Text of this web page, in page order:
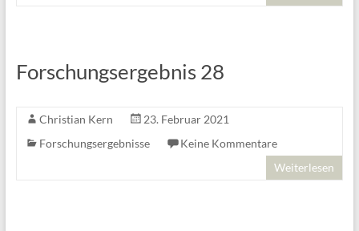
Forschungsergebnis 28
Christian Kern
23. Februar 2021
Forschungsergebnisse
Keine Kommentare
Weiterlesen